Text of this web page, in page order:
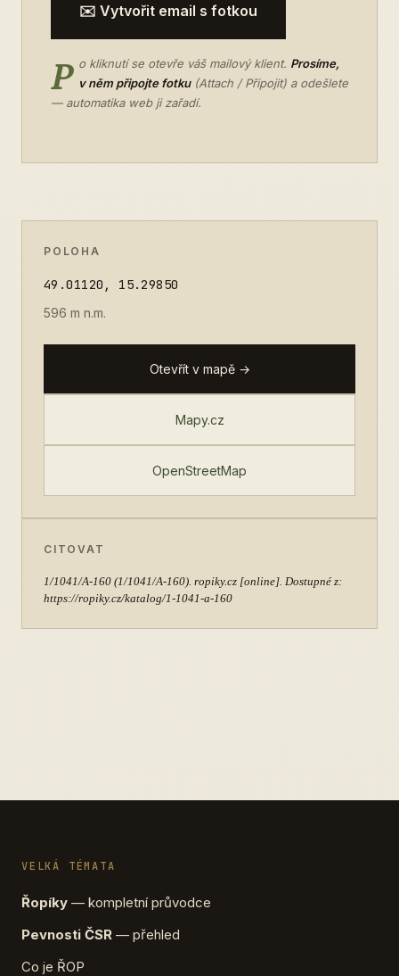
✉️ Vytvořit email s fotkou
P o kliknutí se otevře váš mailový klient. Prosíme,
v něm připojte fotku(Attach / Připojit) a odešlete
— automatika web ji zařadí.
POLOHA
49.01120, 15.29850
596 m n.m.
Otevřít v mapě →
Mapy.cz
OpenStreetMap
CITOVAT
1/1041/A-160 (1/1041/A-160). ropiky.cz [online]. Dostupné z:
https://ropiky.cz/katalog/1-1041-a-160
VELKÁ TÉMATA
Řopíky — kompletní průvodce
Pevnosti ČSR — přehled
Co je ŘOP